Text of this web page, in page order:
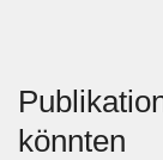
könnten